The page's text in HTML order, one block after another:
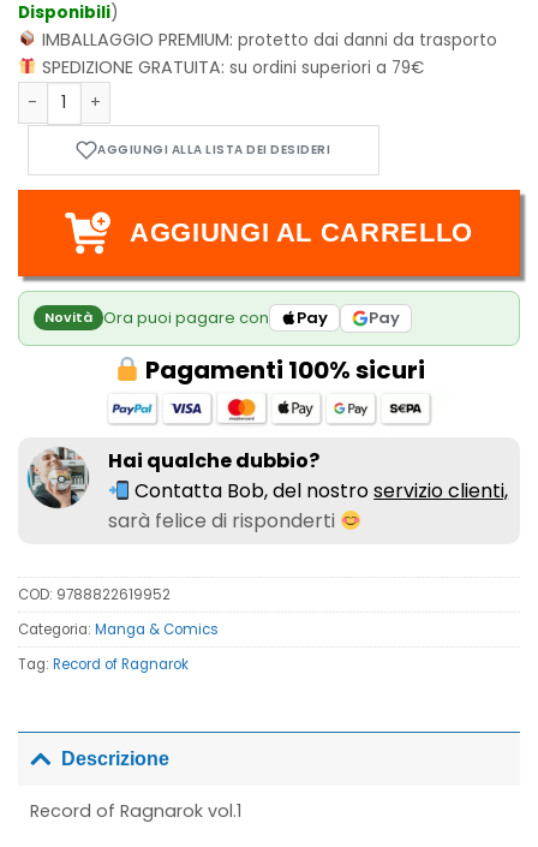
Disponibili)
IMBALLAGGIO PREMIUM:protetto dai danni da trasporto
SPEDIZIONE GRATUITA:su ordini superiori a 79€
Record of Ragnarok vol.1 quantità
AGGIUNGI AL CARRELLO
Novità Ora puoi pagare con Pay Pay
Pagamenti 100% sicuri
Hai qualche dubbio?
Contatta Bob, del nostroservizio clienti,
sarà felice di risponderti
COD: 9788822619952
Categoria: Manga & Comics
Tag: Record of Ragnarok
Descrizione
Record of Ragnarok vol.1